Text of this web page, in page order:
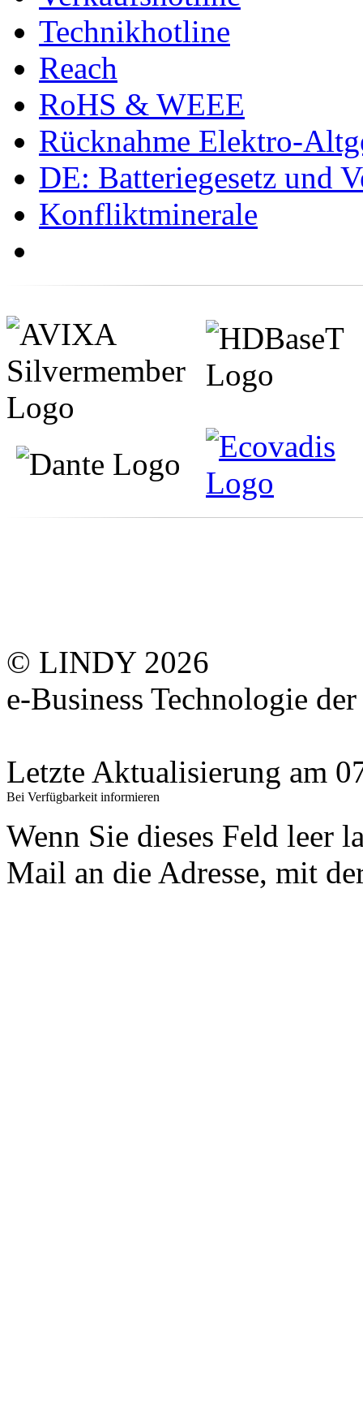
Technikhotline
Reach
RoHS & WEEE
Rücknahme Elektro-
DE: Batteriegesetz und
Konfliktminerale
© LINDY 2026
e-Business Technologie
Letzte Aktualisierung am
Bei Verfügbarkeit informieren
Wenn Sie dieses Feld leer
Mail an die Adresse, mit